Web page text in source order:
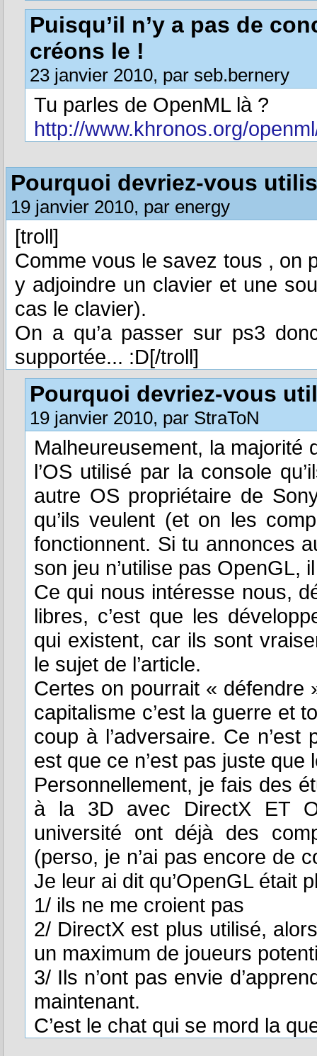
Puisqu’il n’y a pas de
créons le !
23 janvier 2010, par seb.bernery
Tu parles de OpenML là ?
http://www.khronos.org/
Pourquoi devriez-vous
19 janvier 2010, par energy
[troll]
Comme vous le savez tous , on
y adjoindre un clavier et une
cas le clavier).
On a qu’a passer sur ps3
supportée... :D[/troll]
Pourquoi devriez-vous
19 janvier 2010, par StraToN
Malheureusement, la majorité
l’OS utilisé par la console
autre OS propriétaire de
qu’ils veulent (et on les
fonctionnent. Si tu annonces
son jeu n’utilise pas
Ce qui nous intéresse nous,
libres, c’est que les
qui existent, car ils sont
le sujet de l’article.
Certes on pourrait « défendre
capitalisme c’est la guerre et
coup à l’adversaire. Ce
est que ce n’est pas juste
Personnellement, je fais des
à la 3D avec DirectX ET
université ont déjà des
(perso, je n’ai pas encore de
Je leur ai dit qu’OpenGL était
1/ ils ne me croient pas
2/ DirectX est plus utilisé,
un maximum de joueurs
3/ Ils n’ont pas envie
maintenant.
C’est le chat qui se mord la